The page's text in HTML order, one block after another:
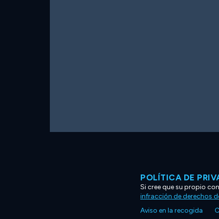
POLÍTICA DE
Si cree que su propio
infracción de derechos
Aviso en la recogida